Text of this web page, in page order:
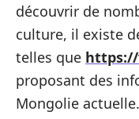
découvrir de
culture, il existe
telles que https://
proposant des
Mongolie actuelle.